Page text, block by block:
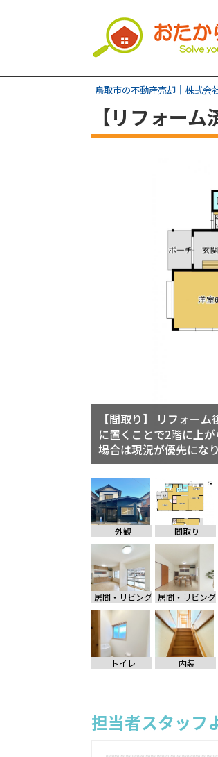
鳥取市の不動産売却｜株式会
【リフォー
【間取り】 リフォー
に置くことで2階に上
場合は現況が優先にな
【区画図】 駐車場の拡
外観 間取り
居間・リビング 居間・リビング
トイレ 内装
担当者スタッフ